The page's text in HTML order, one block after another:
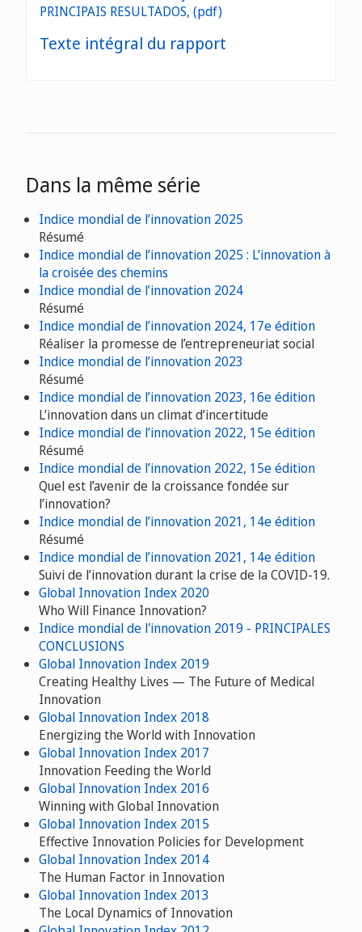
Texte intégral du rapport
Dans la même série
Indice mondial de l’innovation 2025
Résumé
Indice mondial de l’innovation 2025 : L’innovation à
la croisée des chemins
Indice mondial de l’innovation 2024
Résumé
Indice mondial de l’innovation 2024, 17e édition
Réaliser la promesse de l’entrepreneuriat social
Indice mondial de l’innovation 2023
Résumé
Indice mondial de l’innovation 2023, 16e édition
L’innovation dans un climat d’incertitude
Indice mondial de l’innovation 2022, 15e édition
Résumé
Indice mondial de l’innovation 2022, 15e édition
Quel est l’avenir de la croissance fondée sur
l’innovation?
Indice mondial de l’innovation 2021, 14e édition
Résumé
Indice mondial de l’innovation 2021, 14e édition
Suivi de l’innovation durant la crise de la COVID-19.
Global Innovation Index 2020
Who Will Finance Innovation?
Indice mondial de l'innovation 2019 - PRINCIPALES
CONCLUSIONS
Global Innovation Index 2019
Creating Healthy Lives — The Future of Medical
Innovation
Global Innovation Index 2018
Energizing the World with Innovation
Global Innovation Index 2017
Innovation Feeding the World
Global Innovation Index 2016
Winning with Global Innovation
Global Innovation Index 2015
Effective Innovation Policies for Development
Global Innovation Index 2014
The Human Factor in Innovation
Global Innovation Index 2013
The Local Dynamics of Innovation